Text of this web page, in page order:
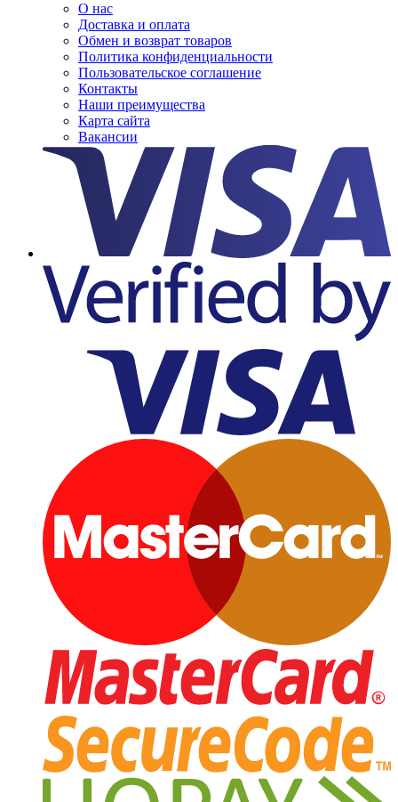
О нас
Доставка и оплата
Обмен и возврат товаров
Политика конфиденциальности
Пользовательское соглашение
Контакты
Наши преимущества
Карта сайта
Вакансии